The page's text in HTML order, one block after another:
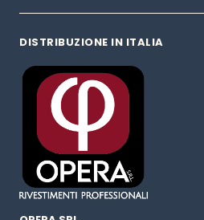
DISTRIBUZIONE IN ITALIA